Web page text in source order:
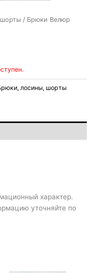
/ Брюки Велюр
лосины, шорты
характер.
уточняйте по